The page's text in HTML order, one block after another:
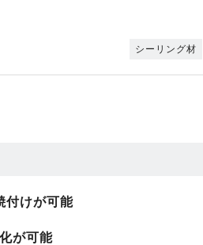
シーリング材
付けが可能
が可能